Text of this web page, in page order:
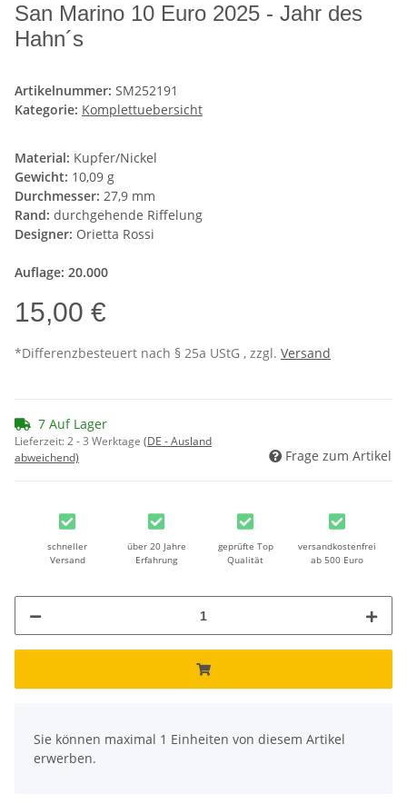
San Marino 10 Euro 2025 - Jahr des
Hahn´s
Artikelnummer: SM252191
Kategorie: Komplettuebersicht
Material: Kupfer/Nickel
Gewicht: 10,09 g
Durchmesser: 27,9 mm
Rand: durchgehende Riffelung
Designer: Orietta Rossi
Auflage: 20.000
15,00 €
*Differenzbesteuert nach § 25a UStG , zzgl. Versand
7 Auf Lager
Lieferzeit:2 - 3 Werktage (DE - Ausland
abweichend)
Frage zum Artikel
schneller
Versand
über 20 Jahre
Erfahrung
geprüfte Top
Qualität
versandkostenfrei
ab 500 Euro
Sie können maximal 1 Einheiten von diesem Artikel
erwerben.